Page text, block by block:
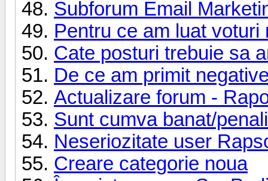
Subforum Email
Pentru ce am luat voturi
Cate posturi trebuie sa
De ce am primit
Actualizare forum -
Sunt cumva banat/
Neseriozitate user
Creare categorie noua